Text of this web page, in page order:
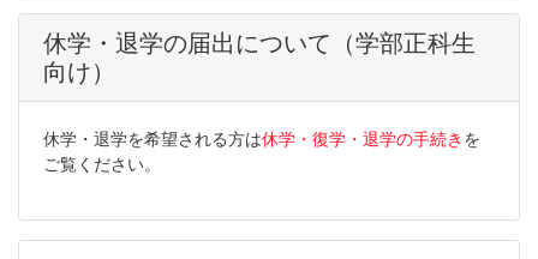
休学・退学の届出について（学部正科生
向け）
休学・退学を希望される方は休学・復学・退学の手続き を
ご覧ください。